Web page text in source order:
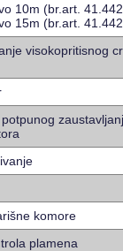
10m (br.art.
15m (br.art.
visokopritisnog
potpunog
komore
plamena